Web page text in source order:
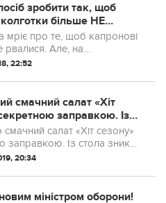
зробити так, щоб
більше НЕ
мріє про те, щоб капронові
рвалися. Але, на
живуть вони недовго, і
на них з’являються стрілки
22:52
смачний салат «Хіт
заправкою. Із
миттєво, тому готую
Ніхто з гостей не
рецепт!
салат «Хіт сезону»
заправкою. Із стола зникає
готую відразу 2 тарілки.
20:34
міністром оборони!